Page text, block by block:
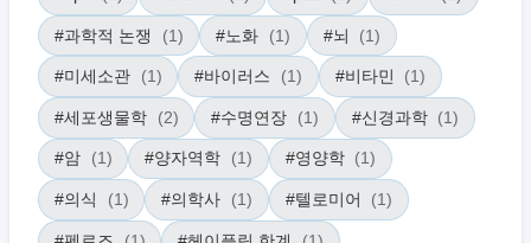
#과학적 논쟁 (1) #노화 (1) #뇌 (1)
#미세소관 (1) #바이러스 (1) #비타민 (1)
#세포생물학 (2) #수명연장 (1) #신경과학 (1)
#암 (1) #양자역학 (1) #영양학 (1)
#의식 (1) #의학사 (1) #텔로미어 (1)